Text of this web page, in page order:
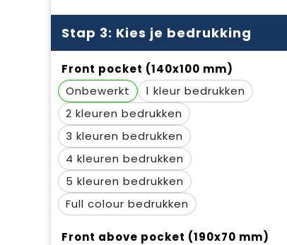
Stap 3: Kies je bedrukking
Front pocket (140x100 mm)
Onbewerkt
1
2
3
4
5
Full colour
Front above pocket (190x70 mm)